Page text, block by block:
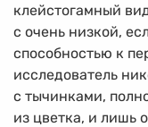
клейстогамный
с очень низкой,
способностью к
исследователь
с тычинками,
из цветка, и лишь